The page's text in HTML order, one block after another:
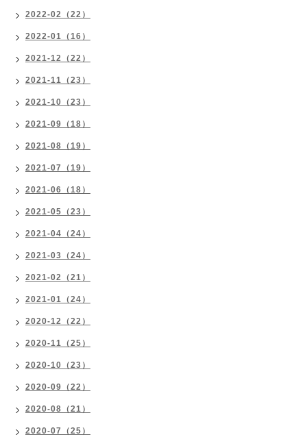
2022-02（22）
2022-01（16）
2021-12（22）
2021-11（23）
2021-10（23）
2021-09（18）
2021-08（19）
2021-07（19）
2021-06（18）
2021-05（23）
2021-04（24）
2021-03（24）
2021-02（21）
2021-01（24）
2020-12（22）
2020-11（25）
2020-10（23）
2020-09（22）
2020-08（21）
2020-07（25）